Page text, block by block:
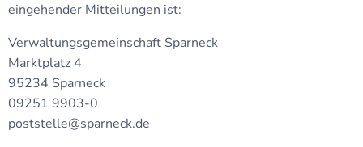
eingehender Mitteilungen ist:
Verwaltungsgemeinschaft Sparneck
Marktplatz 4
95234 Sparneck
09251 9903-0
poststelle@sparneck.de